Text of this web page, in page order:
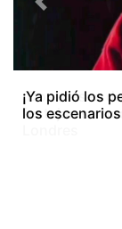
¡Dos meses
festejan su
Previous